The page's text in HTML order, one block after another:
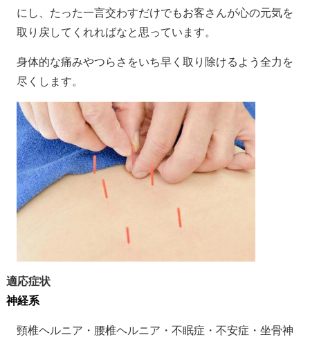
にし、たった一言交わすだけでもお客さんが心の元気を
取り戻してくれればなと思っています。
身体的な痛みやつらさをいち早く取り除けるよう全力を
尽くします。
適応症状
神経系
頸椎ヘルニア・腰椎ヘルニア・不眠症・不安症・坐骨神